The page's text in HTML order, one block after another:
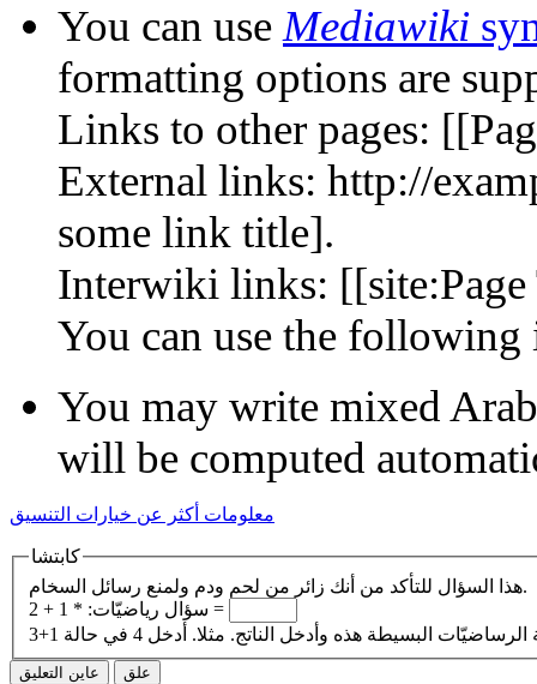
You can use Mediawiki
formatting options are
Links to other pages:
External links: http://
some link title].
Interwiki links:
You may write mixed
will be computed
معلومات أكثر عن خيارات التنسيق
كابتشا
هذا السؤال للتأكد من أنك زائر من لحم ودم ولمنع رسائل السخام.
سؤال رياضيّات: * 1 + 2 =